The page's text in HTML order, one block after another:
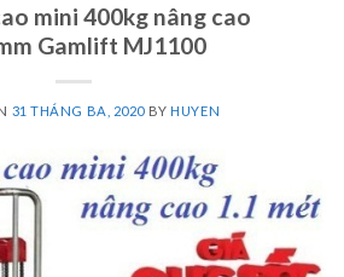
mini 400kg nâng cao
Gamlift MJ1100
31 THÁNG BA, 2020 BYHUYEN